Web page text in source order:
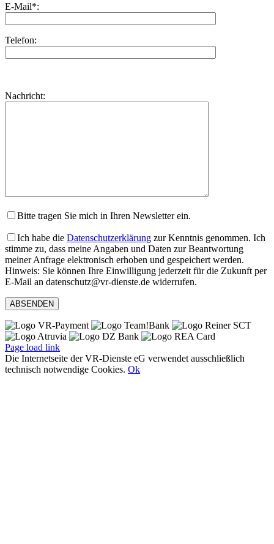
E-Mail*:
Telefon:
dieses
lasse
Nachricht:
Bitte tragen Sie mich in Ihren Newsletter ein.
Ich habe die Datenschutzerklärung zur Kenntnis genommen. Ich
stimme zu, dass meine Angaben und Daten zur Beantwortung
meiner Anfrage elektronisch erhoben und gespeichert werden.
Hinweis: Sie können Ihre Einwilligung jederzeit für die Zukunft per
E-Mail an datenschutz@vr-dienste.de widerrufen.
Page load link
Die Internetseite der VR-Dienste eG verwendet ausschließlich
technisch notwendige Cookies. Ok